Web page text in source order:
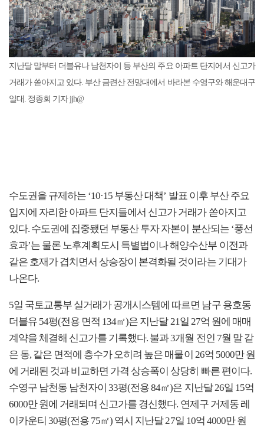
지난달 말부터 더블유나 남천자이 등 부산의 주요 아파트 단지에서 신고가
거래가 쏟아지고 있다. 부산 금련산 전망대에서 바라본 수영구와 해운대구
일대. 정종회 기자 jjh@
수도권을 규제하는 ‘10·15 부동산 대책’ 발표 이후 부산 주요
입지에 자리한 아파트 단지들에서 신고가 거래가 쏟아지고
있다. 수도권에 집중됐던 부동산 투자 자본이 분산되는 ‘풍선
효과’는 물론 노후계획도시 특별법이나 해양수산부 이전과
같은 호재가 겹치면서 상승장이 본격화될 것이라는 기대가
나온다.
5일 국토교통부 실거래가 공개시스템에 따르면 남구 용호동
더블유 54평(전용 면적 134㎡)은 지난달 21일 27억 원에 매매
계약을 체결해 신고가를 기록했다. 불과 3개월 전인 7월 말 같
은 동, 같은 면적에 층수가 오히려 높은 매물이 26억 5000만 원
에 거래된 것과 비교하면 가격 상승폭이 상당히 빠른 편이다.
수영구 남천동 남천자이 33평(전용 84㎡)은 지난달 26일 15억
6000만 원에 거래되며 신고가를 경신했다. 연제구 거제동 레
이카운티 30평(전용 75㎡) 역시 지난달 27일 10억 4000만 원